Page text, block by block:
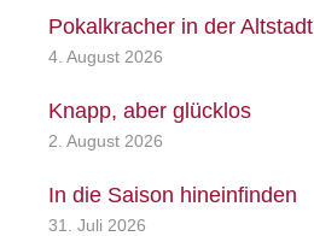
Pokalkracher in der Altstadt
4. August 2026
Knapp, aber glücklos
2. August 2026
In die Saison hineinfinden
31. Juli 2026